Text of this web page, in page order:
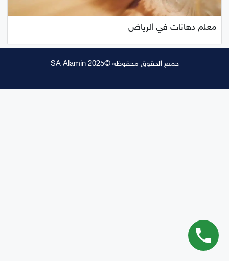
معلم دهانات في الرياض
جميع الحقوق محفوظة ©SA Alamin 2025